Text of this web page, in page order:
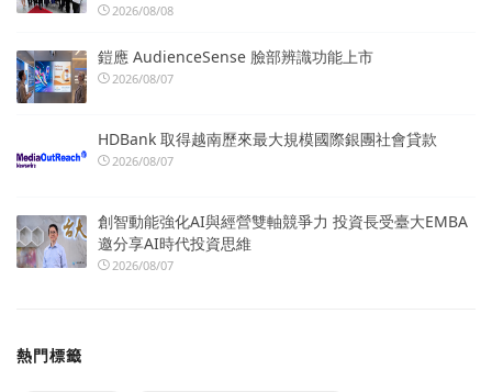
2026/08/08
鎧應 AudienceSense 臉部辨識功能上市
2026/08/07
HDBank 取得越南歷來最大規模國際銀團社會貸款
2026/08/07
創智動能強化AI與經營雙軸競爭力 投資長受臺大EMBA
邀分享AI時代投資思維
2026/08/07
熱門標籤